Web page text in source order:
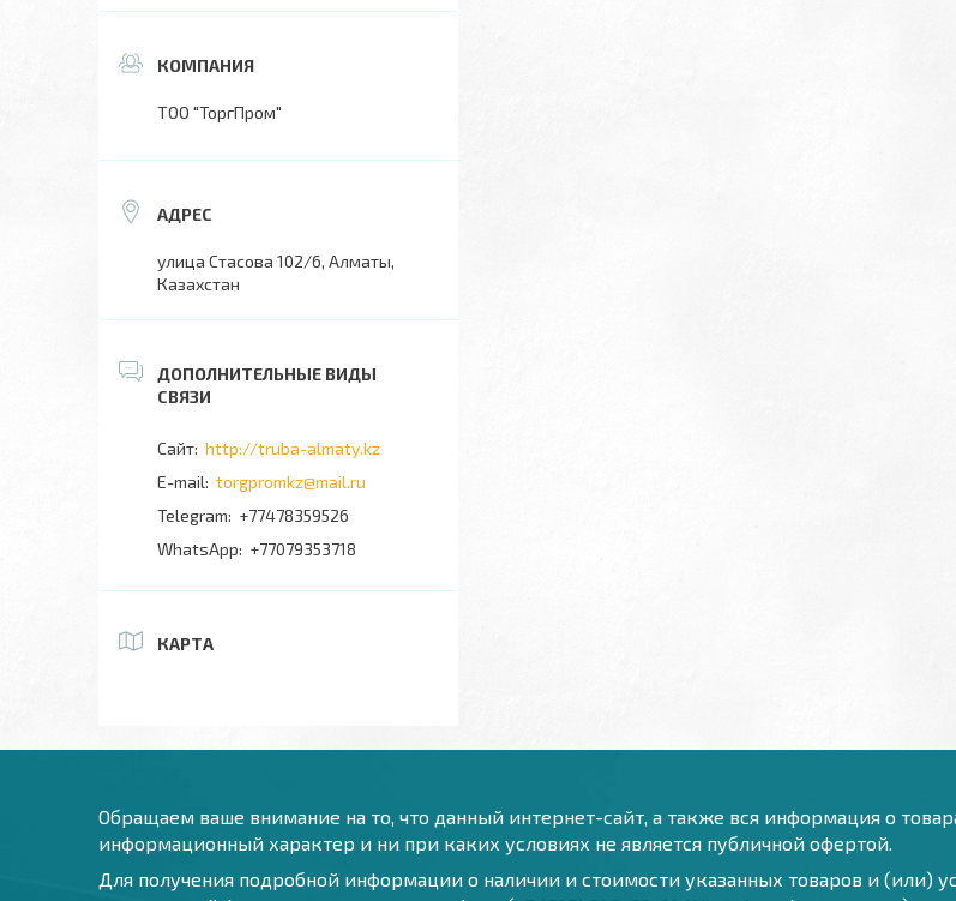
ТОО "ТоргПром"
улица Стасова 102/6, Алматы,
Казахстан
http://truba-almaty.kz
torgpromkz@mail.ru
+77478359526
+77079353718
КАРТА
Обращаем ваше внимание на то, что данный интернет-сайт, а также вся информация о
информационный характер и ни при каких условиях не является публичной офертой.
Для получения подробной информации о наличии и стоимости указанных товаров и (или)